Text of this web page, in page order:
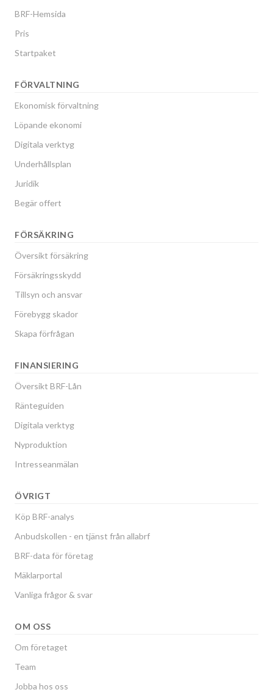
BRF-Hemsida
Pris
Startpaket
FÖRVALTNING
Ekonomisk förvaltning
Löpande ekonomi
Digitala verktyg
Underhållsplan
Juridik
Begär offert
FÖRSÄKRING
Översikt försäkring
Försäkringsskydd
Tillsyn och ansvar
Förebygg skador
Skapa förfrågan
FINANSIERING
Översikt BRF-Lån
Ränteguiden
Digitala verktyg
Nyproduktion
Intresseanmälan
ÖVRIGT
Köp BRF-analys
Anbudskollen - en tjänst från allabrf
BRF-data för företag
Mäklarportal
Vanliga frågor & svar
OM OSS
Om företaget
Team
Jobba hos oss